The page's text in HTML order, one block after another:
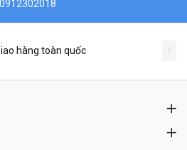
0912302018
hàng toàn quốc